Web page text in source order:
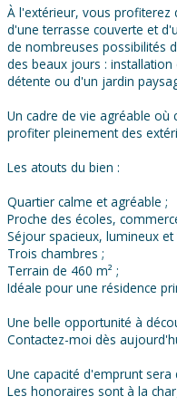
À l'extérieur, vous profiterez
d'une terrasse couverte et
de nombreuses possibilités
des beaux jours :
détente ou d'un jardin
Un cadre de vie agréable
profiter pleinement des
Les atouts du bien :
Quartier calme et agréable ;
Proche des écoles,
Séjour spacieux, lumineux et
Trois chambres ;
Terrain de 460 m² ;
Idéale pour une résidence
Une belle opportunité à
Contactez-moi dès
Une capacité d'emprunt
Les honoraires sont à la